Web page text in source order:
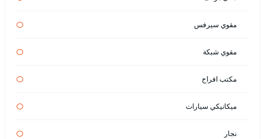
مقوي سيرفس
مقوي شبكة
مكتب افراح
ميكانيكي سيارات
نجار